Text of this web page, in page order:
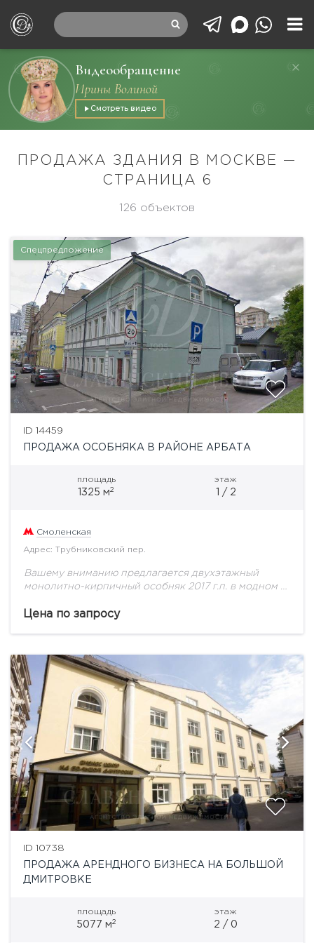
Видеообращение
Ирины Волиной
Смотреть видео
ПРОДАЖА ЗДАНИЯ В МОСКВЕ —
СТРАНИЦА 6
126 объектов
Спецпредложение
ID 14459
ПРОДАЖА ОСОБНЯКА В РАЙОНЕ АРБАТА
площадь
1325 м2
этаж
1 / 2
Смоленская
Адрес: Трубниковский пер.
Вашему вниманию предлагается двухэтажный
монолитно-кирпичный особняк 2017 г.п. в модном и
историческими памятниками, развитой
Цена по запросу
ID 10738
ПРОДАЖА АРЕНДНОГО БИЗНЕСА НА БОЛЬШОЙ
ДМИТРОВКЕ
площадь
5077 м2
этаж
2 / 0